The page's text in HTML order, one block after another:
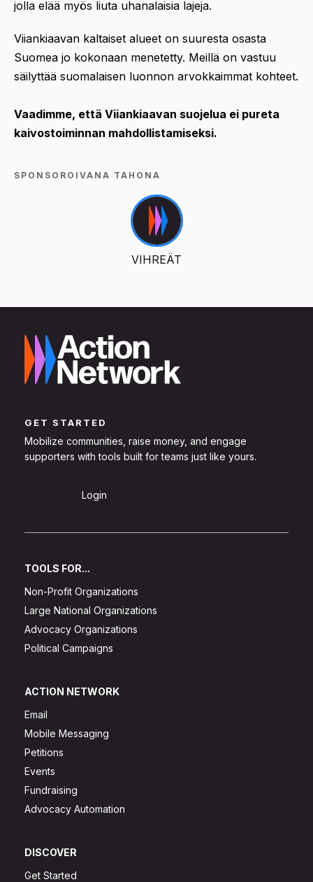
jolla elää myös liuta uhanalaisia lajeja.
Viiankiaavan kaltaiset alueet on suuresta osasta
Suomea jo kokonaan menetetty. Meillä on vastuu
säilyttää suomalaisen luonnon arvokkaimmat kohteet.
Vaadimme, että Viiankiaavan suojelua ei pureta
kaivostoiminnan mahdollistamiseksi.
SPONSOROIVANA TAHONA
VIHREÄT
GET STARTED
Mobilize communities, raise money, and engage
supporters with tools built for teams just like yours.
Login
TOOLS FOR...
Non-Profit Organizations
Large National Organizations
Advocacy Organizations
Political Campaigns
ACTION NETWORK
Email
Mobile Messaging
Petitions
Events
Fundraising
Advocacy Automation
DISCOVER
Get Started